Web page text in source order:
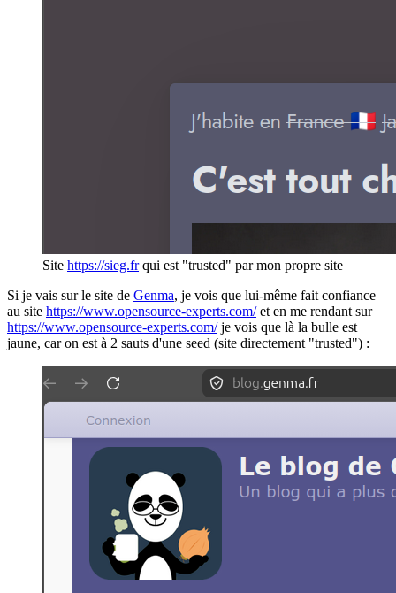
Site https://sieg.frqui est "trusted" par mon propre site
Si je vais sur le site de Genma, je vois que lui-même fait confiance
au site https://www.opensource-experts.com/et en me rendant sur
https://www.opensource-experts.com/je vois que là la bulle est
jaune, car on est à 2 sauts d'une seed (site directement "trusted") :